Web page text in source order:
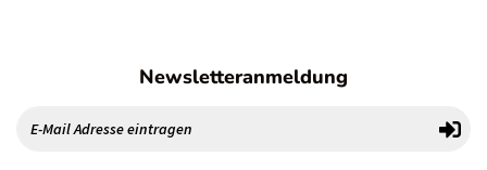
Newsletteranmeldung